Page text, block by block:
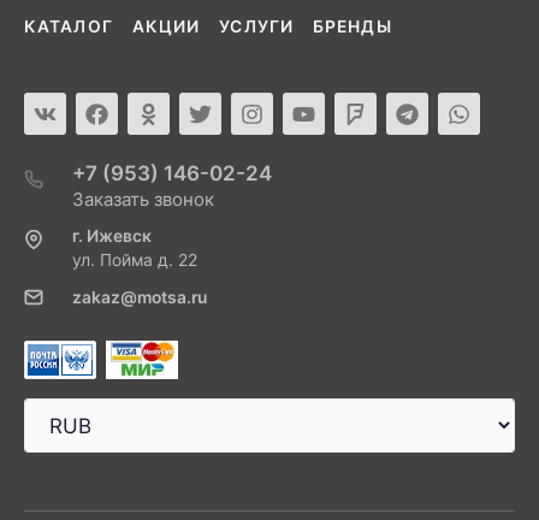
КАТАЛОГ АКЦИИ УСЛУГИ БРЕНДЫ
+7 (953) 146-02-24
Заказать звонок
г. Ижевск
ул. Пойма д. 22
zakaz@motsa.ru